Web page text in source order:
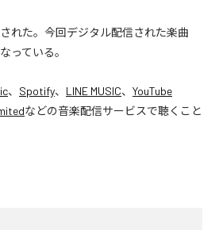
された。今回デジタル配信された楽曲
っている。
、 Spotify、 LINE MUSIC、 YouTube
などの音楽配信サービスで聴くこと